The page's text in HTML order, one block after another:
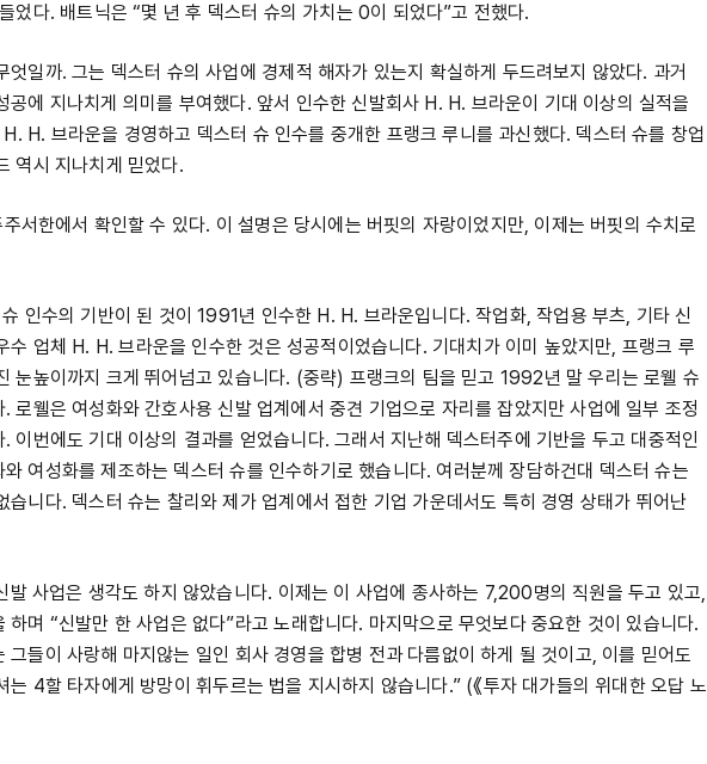
었다. 배트닉은 “몇 년 후 덱스터 슈의 가치는 0이 되었다”고 전했다.
엇일까. 그는 덱스터 슈의 사업에 경제적 해자가 있는지 확실하게 두드려보지 않았다. 과거
공에 지나치게 의미를 부여했다. 앞서 인수한 신발회사 H. H. 브라운이 기대 이상의 실적을
H. 브라운을 경영하고 덱스터 슈 인수를 중개한 프랭크 루니를 과신했다. 덱스터 슈를 창업
역시 지나치게 믿었다.
서한에서 확인할 수 있다. 이 설명은 당시에는 버핏의 자랑이었지만, 이제는 버핏의 수치로
인수의 기반이 된 것이 1991년 인수한 H. H. 브라운입니다. 작업화, 작업용 부츠, 기타 신
수 업체 H. H. 브라운을 인수한 것은 성공적이었습니다. 기대치가 이미 높았지만, 프랭크 루
눈높이까지 크게 뛰어넘고 있습니다. (중략) 프랭크의 팀을 믿고 1992년 말 우리는 로웰 슈
. 로웰은 여성화와 간호사용 신발 업계에서 중견 기업으로 자리를 잡았지만 사업에 일부 조정
. 이번에도 기대 이상의 결과를 얻었습니다. 그래서 지난해 덱스터주에 기반을 두고 대중적인
와 여성화를 제조하는 덱스터 슈를 인수하기로 했습니다. 여러분께 장담하건대 덱스터 슈는
습니다. 덱스터 슈는 찰리와 제가 업계에서 접한 기업 가운데서도 특히 경영 상태가 뛰어난
발 사업은 생각도 하지 않았습니다. 이제는 이 사업에 종사하는 7,200명의 직원을 두고 있고,
하며 “신발만 한 사업은 없다”라고 노래합니다. 마지막으로 무엇보다 중요한 것이 있습니다.
그들이 사랑해 마지않는 일인 회사 경영을 합병 전과 다름없이 하게 될 것이고, 이를 믿어도
는 4할 타자에게 방망이 휘두르는 법을 지시하지 않습니다.” (《투자 대가들의 위대한 오답 노